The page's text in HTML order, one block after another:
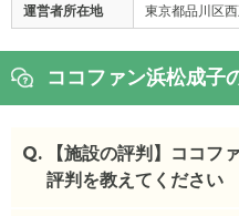
運営者所在地 東京都品川区
ココファン浜松成子
Q.
【施設の評判】ココフ
評判を教えてください